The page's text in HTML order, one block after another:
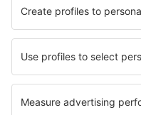
Hotels in Profondeville
Hotels in Wallendbeen